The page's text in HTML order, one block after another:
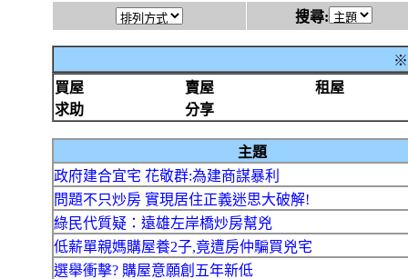
搜尋:
※
買屋
賣屋
租屋
求助
分享
主題
政府建合宜宅 花敬群:為建商謀暴利
問題不只炒房 實現居住正義迷思大破解!
綠民代質疑：遠雄左岸橋炒房幫兇
低薪單親媽購屋養2子,竟遭房仲騙買兇宅
選舉衝擊? 購屋意願創五年新低